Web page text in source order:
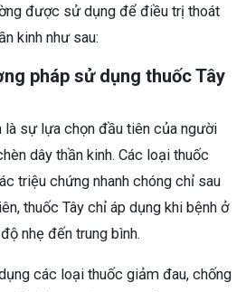
được sử dụng để điều trị thoát
kinh như sau:
pháp sử dụng thuốc Tây
là sự lựa chọn đầu tiên của người
dây thần kinh. Các loại thuốc
triệu chứng nhanh chóng chỉ sau
thuốc Tây chỉ áp dụng khi bệnh ở
nhẹ đến trung bình.
các loại thuốc giảm đau, chống